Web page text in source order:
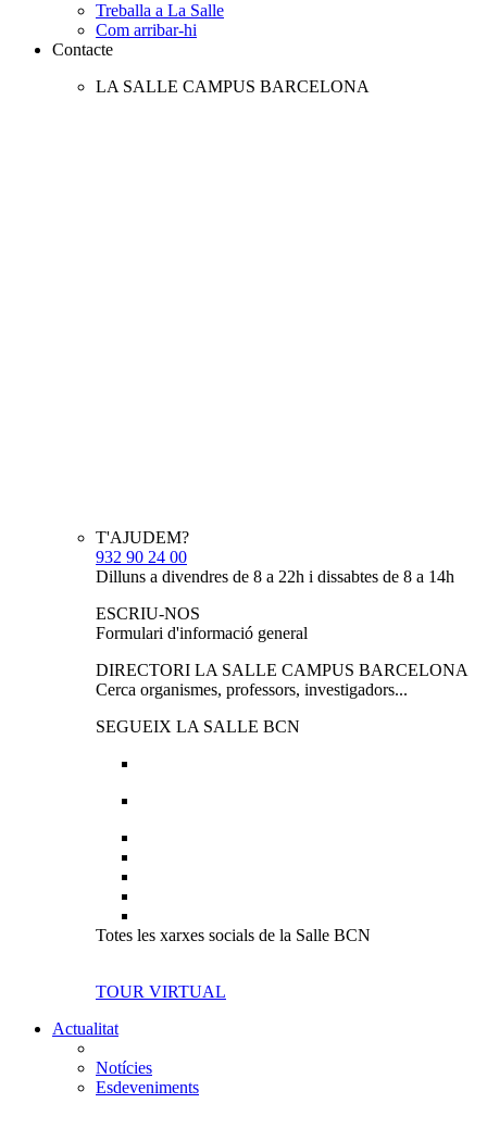
Treballa a La Salle
Com arribar-hi
Contacte
LA SALLE CAMPUS BARCELONA
T'AJUDEM?
932 90 24 00
Dilluns a divendres de 8 a 22h i dissabtes de 8 a 14h
ESCRIU-NOS
Formulari d'informació general
DIRECTORI LA SALLE CAMPUS BARCELONA
Cerca organismes, professors, investigadors...
SEGUEIX LA SALLE BCN
Totes les xarxes socials de la Salle BCN
TOUR VIRTUAL
Actualitat
Notícies
Esdeveniments